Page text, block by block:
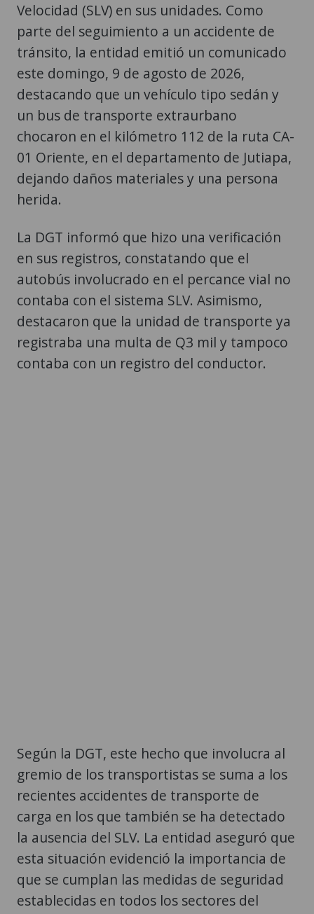
Velocidad (SLV) en sus unidades. Como
parte del seguimiento a un accidente de
tránsito, la entidad emitió un comunicado
este domingo, 9 de agosto de 2026,
destacando que un vehículo tipo sedán y
un bus de transporte extraurbano
chocaron en el kilómetro 112 de la ruta CA-
01 Oriente, en el departamento de Jutiapa,
dejando daños materiales y una persona
herida.
La DGT informó que hizo una verificación
en sus registros, constatando que el
autobús involucrado en el percance vial no
contaba con el sistema SLV. Asimismo,
destacaron que la unidad de transporte ya
registraba una multa de Q3 mil y tampoco
contaba con un registro del conductor.
Según la DGT, este hecho que involucra al
gremio de los transportistas se suma a los
recientes accidentes de transporte de
carga en los que también se ha detectado
la ausencia del SLV. La entidad aseguró que
esta situación evidenció la importancia de
que se cumplan las medidas de seguridad
establecidas en todos los sectores del